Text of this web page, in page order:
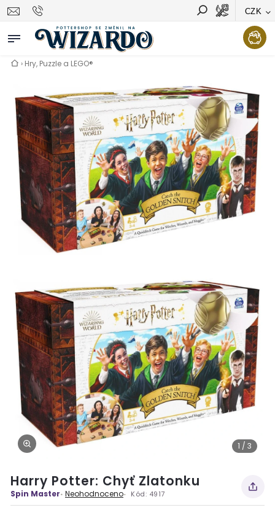
CZK
Vyhledávání Hledat
› Hry, Puzzle a LEGO®
1 / 3
Harry Potter: Chyť Zlatonku
Spin Master Neohodnoceno Kód: 4917